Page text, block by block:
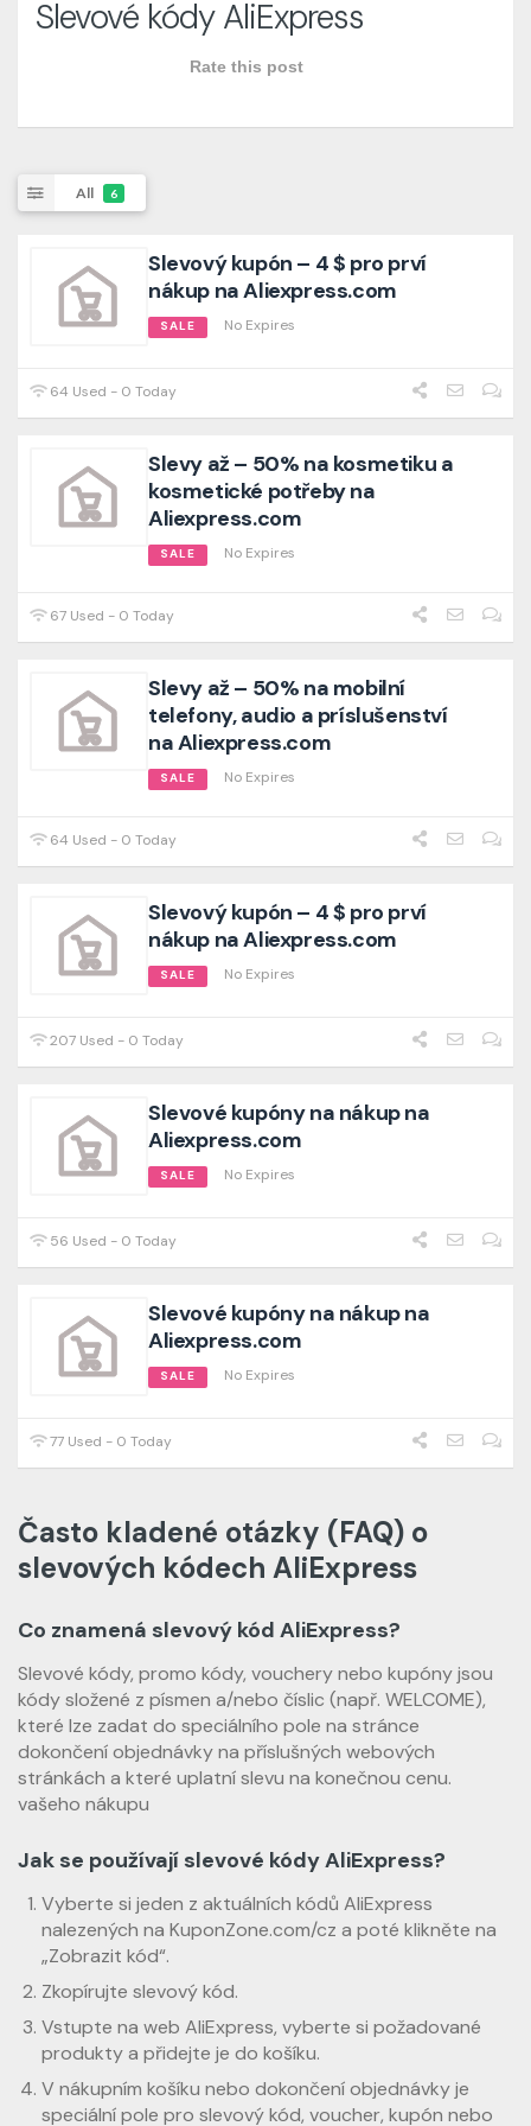
Slevové kódy AliExpress
Rate this post
All 6
Slevový kupón – 4 $ pro prví
nákup na Aliexpress.com
SALE No Expires
64 Used - 0 Today
Slevy až – 50% na kosmetiku a
kosmetické potřeby na
Aliexpress.com
SALE No Expires
67 Used - 0 Today
Slevy až – 50% na mobilní
telefony, audio a príslušenství
na Aliexpress.com
SALE No Expires
64 Used - 0 Today
Slevový kupón – 4 $ pro prví
nákup na Aliexpress.com
SALE No Expires
207 Used - 0 Today
Slevové kupóny na nákup na
Aliexpress.com
SALE No Expires
56 Used - 0 Today
Slevové kupóny na nákup na
Aliexpress.com
SALE No Expires
77 Used - 0 Today
Často kladené otázky (FAQ) o
slevových kódech AliExpress
Co znamená slevový kód AliExpress?
Slevové kódy, promo kódy, vouchery nebo kupóny jsou
kódy složené z písmen a/nebo číslic (např. WELCOME),
které lze zadat do speciálního pole na stránce
dokončení objednávky na příslušných webových
stránkách a které uplatní slevu na konečnou cenu.
vašeho nákupu
Jak se používají slevové kódy AliExpress?
Vyberte si jeden z aktuálních kódů AliExpress
nalezených na KuponZone.com/cz a poté klikněte na
„Zobrazit kód“.
Zkopírujte slevový kód.
Vstupte na web AliExpress, vyberte si požadované
produkty a přidejte je do košíku.
V nákupním košíku nebo dokončení objednávky je
speciální pole pro slevový kód, voucher, kupón nebo